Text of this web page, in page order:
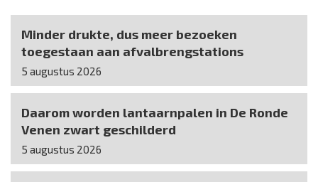
Minder drukte, dus meer bezoeken
toegestaan aan afvalbrengstations
5 augustus 2026
Daarom worden lantaarnpalen in De Ronde
Venen zwart geschilderd
5 augustus 2026